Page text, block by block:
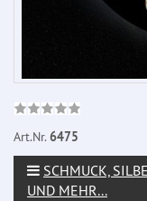
Art.Nr.6475
SCHMUCK,
UND MEHR...